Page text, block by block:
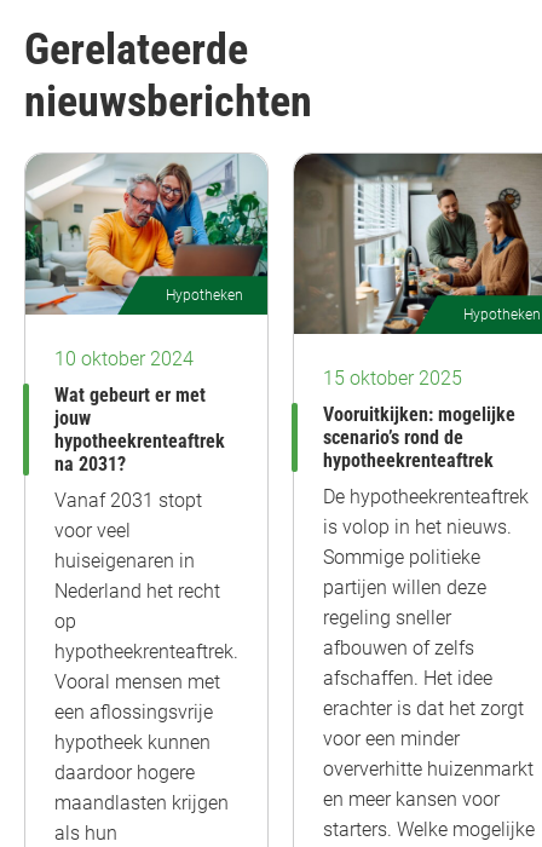
Gerelateerde
nieuwsberichten
Hypotheken
10 oktober 2024
Wat gebeurt er met
jouw
hypotheekrenteaftrek
na 2031?
Vanaf 2031 stopt
voor veel
huiseigenaren in
Nederland het recht
op
hypotheekrenteaftrek.
Vooral mensen met
een aflossingsvrije
hypotheek kunnen
daardoor hogere
maandlasten krijgen
als hun
Hypotheken
15 oktober 2025
Vooruitkijken: mogelijke
scenario’s rond de
hypotheekrenteaftrek
De hypotheekrenteaftrek
is volop in het nieuws.
Sommige politieke
partijen willen deze
regeling sneller
afbouwen of zelfs
afschaffen. Het idee
erachter is dat het zorgt
voor een minder
oververhitte huizenmarkt
en meer kansen voor
starters. Welke mogelijke